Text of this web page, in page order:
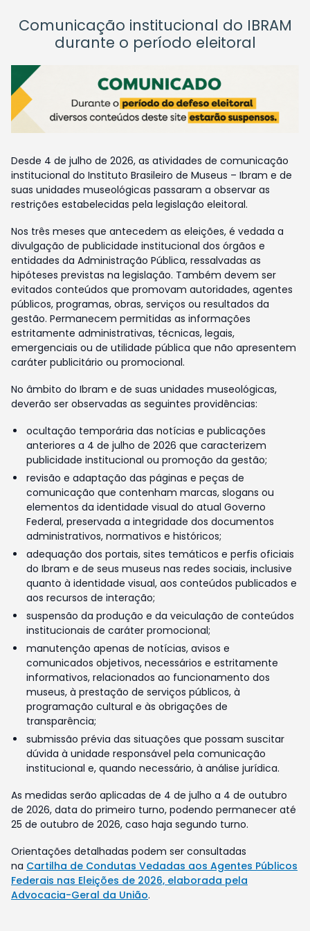
Comunicação institucional do IBRAM
durante o período eleitoral
Desde 4 de julho de 2026, as atividades de comunicação
institucional do Instituto Brasileiro de Museus – Ibram e de
suas unidades museológicas passaram a observar as
restrições estabelecidas pela legislação eleitoral.
Nos três meses que antecedem as eleições, é vedada a
divulgação de publicidade institucional dos órgãos e
entidades da Administração Pública, ressalvadas as
hipóteses previstas na legislação. Também devem ser
evitados conteúdos que promovam autoridades, agentes
públicos, programas, obras, serviços ou resultados da
gestão. Permanecem permitidas as informações
estritamente administrativas, técnicas, legais,
emergenciais ou de utilidade pública que não apresentem
caráter publicitário ou promocional.
No âmbito do Ibram e de suas unidades museológicas,
deverão ser observadas as seguintes providências:
ocultação temporária das notícias e publicações
anteriores a 4 de julho de 2026 que caracterizem
publicidade institucional ou promoção da gestão;
revisão e adaptação das páginas e peças de
comunicação que contenham marcas, slogans ou
elementos da identidade visual do atual Governo
Federal, preservada a integridade dos documentos
administrativos, normativos e históricos;
adequação dos portais, sites temáticos e perfis oficiais
do Ibram e de seus museus nas redes sociais, inclusive
quanto à identidade visual, aos conteúdos publicados e
aos recursos de interação;
suspensão da produção e da veiculação de conteúdos
institucionais de caráter promocional;
manutenção apenas de notícias, avisos e
comunicados objetivos, necessários e estritamente
informativos, relacionados ao funcionamento dos
museus, à prestação de serviços públicos, à
programação cultural e às obrigações de
transparência;
submissão prévia das situações que possam suscitar
dúvida à unidade responsável pela comunicação
institucional e, quando necessário, à análise jurídica.
As medidas serão aplicadas de 4 de julho a 4 de outubro
de 2026, data do primeiro turno, podendo permanecer até
25 de outubro de 2026, caso haja segundo turno.
Orientações detalhadas podem ser consultadas
na Cartilha de Condutas Vedadas aos Agentes Públicos
Federais nas Eleições de 2026, elaborada pela
Advocacia-Geral da União.